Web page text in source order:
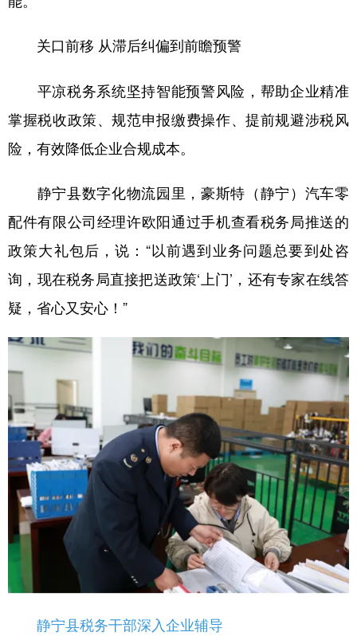
关口前移 从滞后纠偏到前瞻预警
平凉税务系统坚持智能预警风险，帮助企业精准
掌握税收政策、规范申报缴费操作、提前规避涉税风
险，有效降低企业合规成本。
静宁县数字化物流园里，豪斯特（静宁）汽车零
配件有限公司经理许欧阳通过手机查看税务局推送的
政策大礼包后，说：“以前遇到业务问题总要到处咨
询，现在税务局直接把送政策‘上门’，还有专家在线答
疑，省心又安心！”
静宁县税务干部深入企业辅导